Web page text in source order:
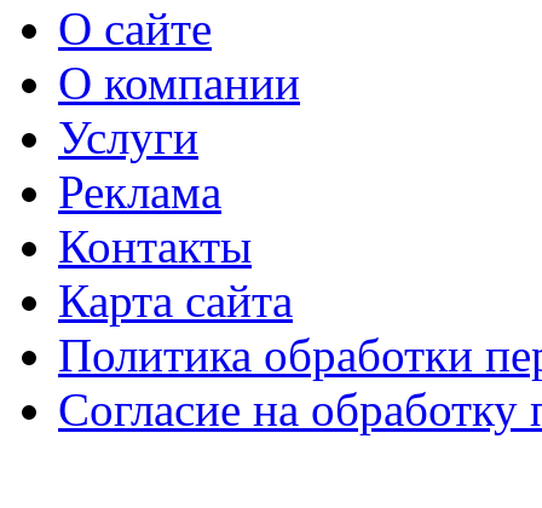
О сайте
О компании
Услуги
Реклама
Контакты
Карта сайта
Политика обработки
Согласие на